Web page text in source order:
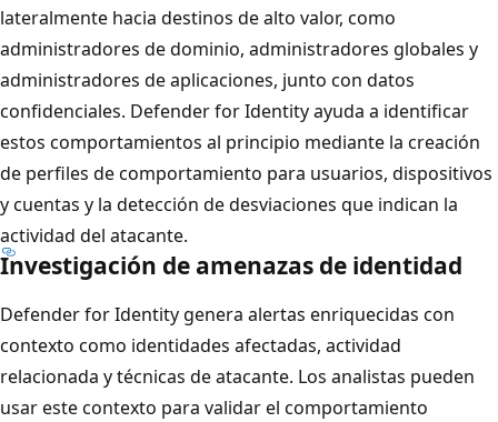
lateralmente hacia destinos de alto valor, como
administradores de dominio, administradores globales y
administradores de aplicaciones, junto con datos
confidenciales. Defender for Identity ayuda a identificar
estos comportamientos al principio mediante la creación
de perfiles de comportamiento para usuarios, dispositivos
y cuentas y la detección de desviaciones que indican la
actividad del atacante.
Investigación de amenazas de identidad
Defender for Identity genera alertas enriquecidas con
contexto como identidades afectadas, actividad
relacionada y técnicas de atacante. Los analistas pueden
usar este contexto para validar el comportamiento